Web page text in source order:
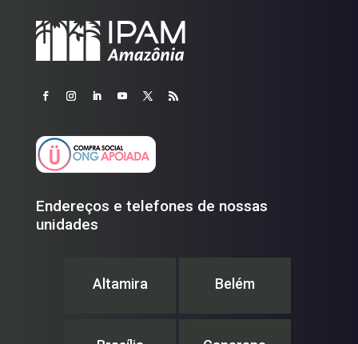
Endereços e telefones de nossas
unidades
Altamira Belém